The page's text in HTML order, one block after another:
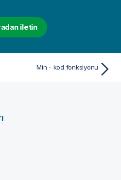
iletin
Min - kod fonksiyonu